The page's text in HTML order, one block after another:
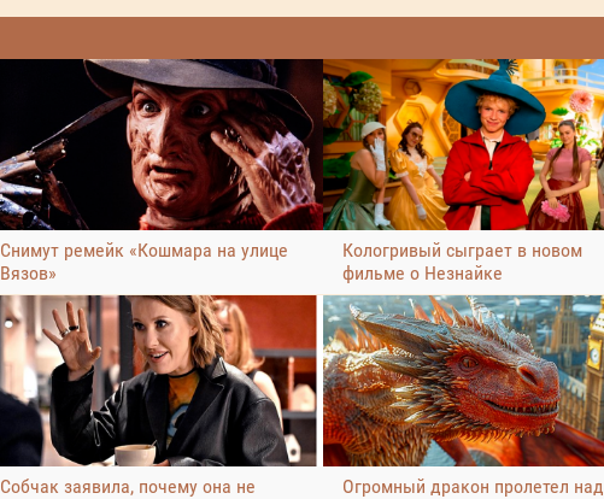
Снимут ремейк «Кошмара на улице
Вязов»
Кологривый сыграет в новом
фильме о Незнайке
Собчак заявила, почему она не
Огромный дракон пролетел над